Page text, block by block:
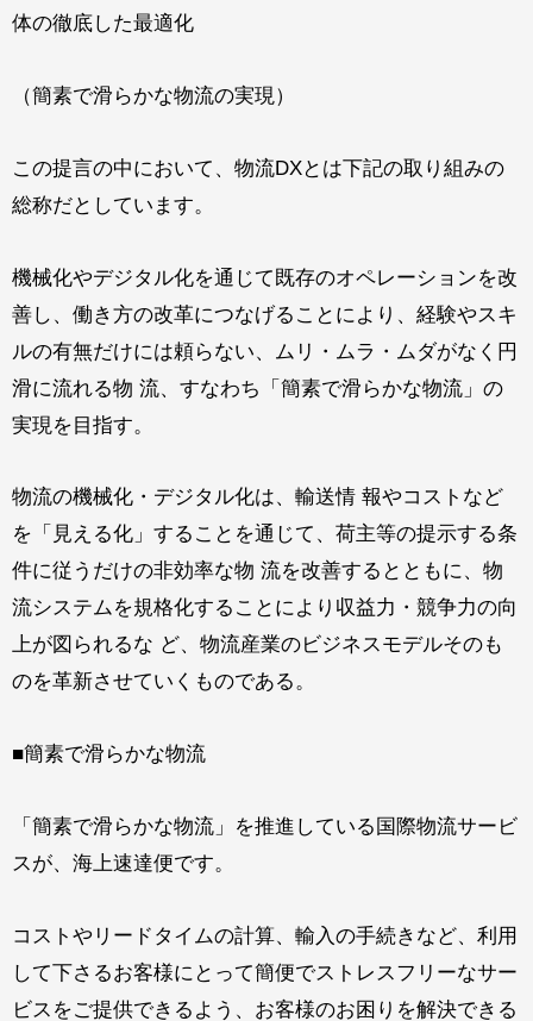
体の徹底した最適化
（簡素で滑らかな物流の実現）
この提言の中において、物流DXとは下記の取り組みの
総称だとしています。
機械化やデジタル化を通じて既存のオペレーションを改
善し、働き方の改革につなげることにより、経験やスキ
ルの有無だけには頼らない、ムリ・ムラ・ムダがなく円
滑に流れる物 流、すなわち「簡素で滑らかな物流」の
実現を目指す。
物流の機械化・デジタル化は、輸送情 報やコストなど
を「見える化」することを通じて、荷主等の提示する条
件に従うだけの非効率な物 流を改善するとともに、物
流システムを規格化することにより収益力・競争力の向
上が図られるな ど、物流産業のビジネスモデルそのも
のを革新させていくものである。
■簡素で滑らかな物流
「簡素で滑らかな物流」を推進している国際物流サービ
スが、海上速達便です。
コストやリードタイムの計算、輸入の手続きなど、利用
して下さるお客様にとって簡便でストレスフリーなサー
ビスをご提供できるよう、お客様のお困りを解決できる